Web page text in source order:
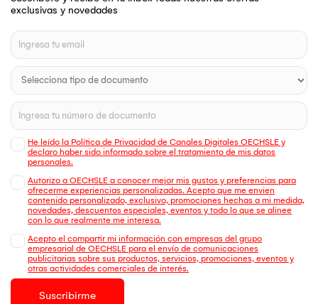
exclusivas y novedades
He leído la Política de Privacidad de Canales Digitales OECHSLE y
declaro haber sido informado sobre el tratamiento de mis datos
personales.
Autorizo a OECHSLE a conocer mejor mis gustos y preferencias para
ofrecerme experiencias personalizadas. Acepto que me envien
contenido personalizado, exclusivo, promociones hechas a mi medida,
novedades, descuentos especiales, eventos y todo lo que se alinee
con lo que realmente me interesa.
Acepto el compartir mi información con empresas del grupo
empresarial de OECHSLE para el envío de comunicaciones
publicitarias sobre sus productos, servicios, promociones, eventos y
otras actividades comerciales de interés.
Suscribirme